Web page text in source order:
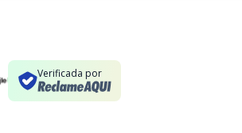
Verificada por